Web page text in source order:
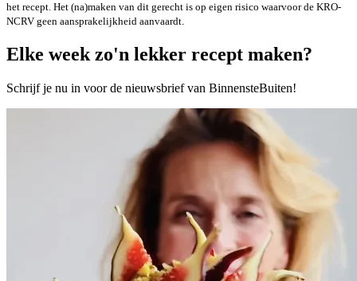
het recept. Het (na)maken van dit gerecht is op eigen risico waarvoor de KRO-
NCRV geen aansprakelijkheid aanvaardt.
Elke week zo'n lekker recept maken?
Schrijf je nu in voor de nieuwsbrief van BinnensteBuiten!